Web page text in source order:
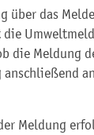
über das
die
die Meldung
Meldung